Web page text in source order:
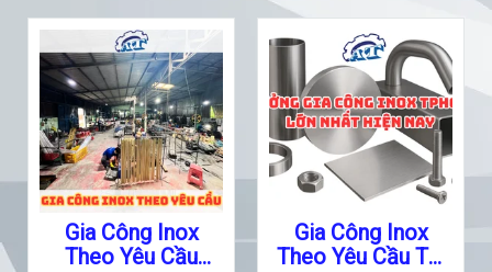
Gia Công Inox
Theo Yêu Cầu
Gia Công Inox
Theo Yêu Cầu Tại